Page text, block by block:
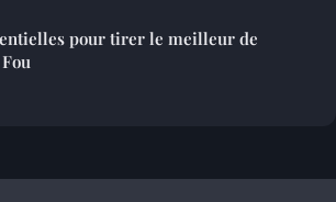
pour tirer le meilleur de